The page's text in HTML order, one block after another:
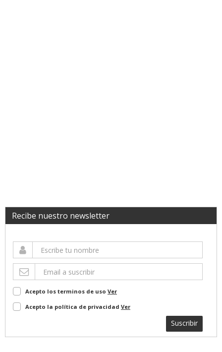
Recibe nuestro newsletter
Acepto los terminos de uso Ver
Acepto la política de privacidad Ver
Suscribir